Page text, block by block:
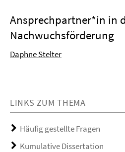
Ansprechpartner*in in
Nachwuchsförderung
Daphne Stelter
LINKS ZUM THEMA
Häufig gestellte Fragen
Kumulative Dissertation